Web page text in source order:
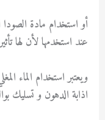
أو استخدام مادة
عند استخدمها لأن لها
ويعتبر استخدام الماء
اذابة الدهون و تسليك